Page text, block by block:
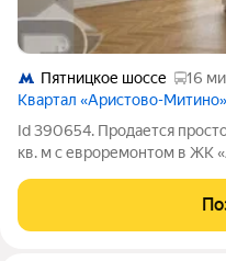
Пятницкое шоссе
16
Квартал «Аристово-Митино»
Id 390654. Продается
кв. м с евроремонтом в ЖК
отделки и комфорт за
доступности от столичной